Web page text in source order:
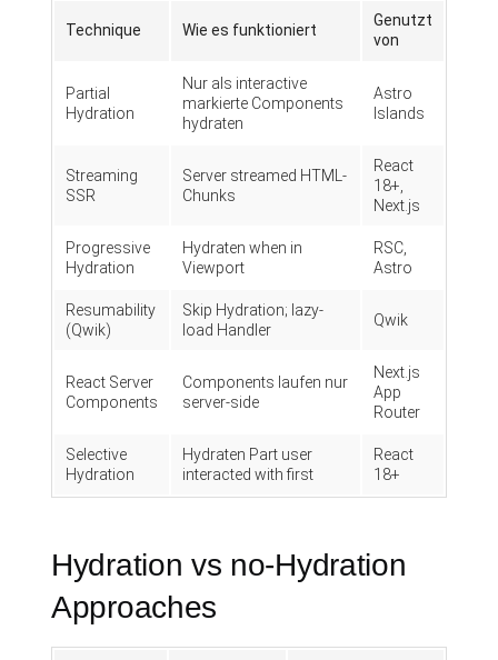
Technique Wie es funktioniert
Genutzt
von
Partial
Hydration
Nur als interactive
markierte Components
hydraten
Astro
Islands
Streaming
SSR
Server streamed HTML-
Chunks
React
18+,
Next.js
Progressive
Hydration
Hydraten when in
Viewport
RSC,
Astro
Resumability
(Qwik)
Skip Hydration; lazy-
load Handler
Qwik
React Server
Components
Components laufen nur
server-side
Next.js
App
Router
Selective
Hydration
Hydraten Part user
interacted with first
React
18+
Hydration vs no-Hydration
Approaches